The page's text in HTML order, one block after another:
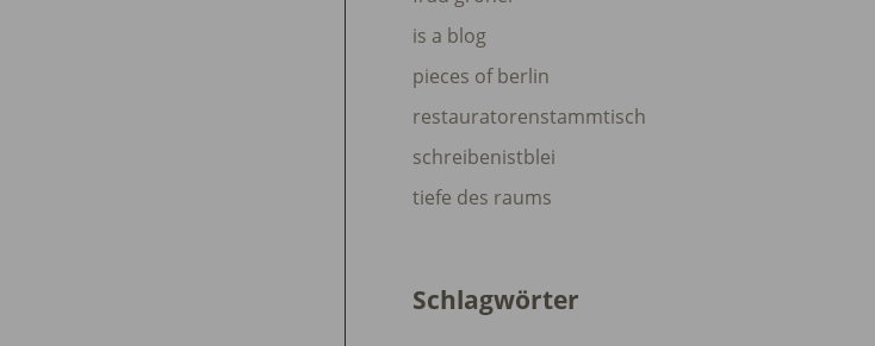
is a blog
pieces of berlin
restauratorenstammtisch
schreibenistblei
tiefe des raums
Schlagwörter